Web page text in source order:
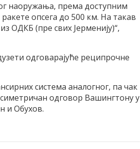
наоружања, према доступним
опсега до 500 км. На такав
ОДКБ (пре свих Јерменију)“,
одговарајуће реципрочне
система аналогног, па чак
одговор Вашингтону у
и Обухов.